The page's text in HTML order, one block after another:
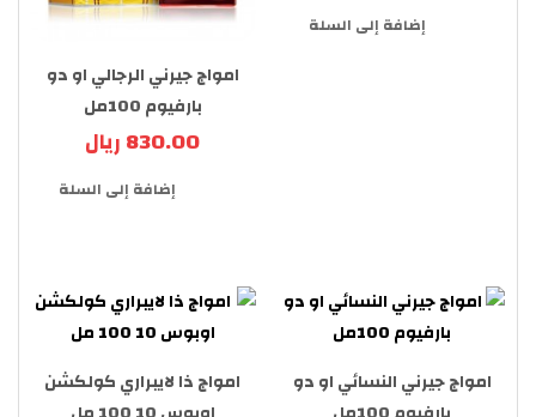
إضافة إلى السلة
امواج جيرني الرجالي او دو
بارفيوم 100مل
830.00 ريال
إضافة إلى السلة
امواج جيرني النسائي او دو
امواج ذا لايبراري كولكشن